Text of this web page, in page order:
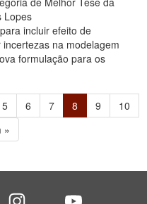
Lopes
incluir efeito de
na modelagem
formulação para os
5 6 7 8 9
10
»